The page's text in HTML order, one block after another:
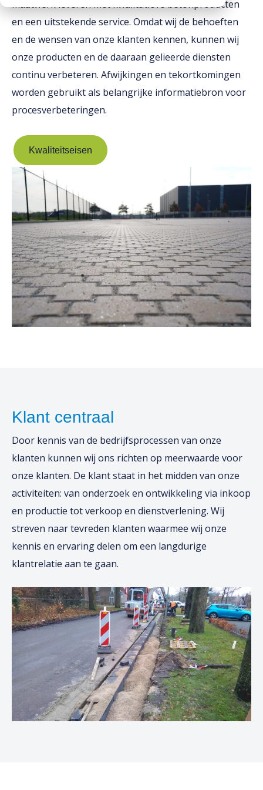
Werken bij
Mission statement
Toeslagen
HVO toeslag
Dieseltoeslag
maatwerk leveren met kwalitatieve betonproducten
en een uitstekende service. Omdat wij de behoeften
en de wensen van onze klanten kennen, kunnen wij
onze producten en de daaraan gelieerde diensten
continu verbeteren. Afwijkingen en tekortkomingen
worden gebruikt als belangrijke informatiebron voor
procesverbeteringen.
Kwaliteitseisen
Klant centraal
Door kennis van de bedrijfsprocessen van onze
klanten kunnen wij ons richten op meerwaarde voor
onze klanten. De klant staat in het midden van onze
activiteiten: van onderzoek en ontwikkeling via inkoop
en productie tot verkoop en dienstverlening. Wij
streven naar tevreden klanten waarmee wij onze
kennis en ervaring delen om een langdurige
klantrelatie aan te gaan.